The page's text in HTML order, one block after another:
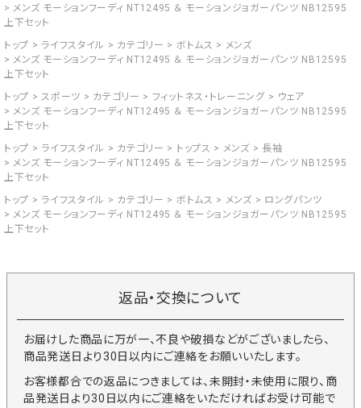
メンズ モーションフーディ NT12495 ＆ モーションジョガーパンツ NB12595
上下セット
トップ
ライフスタイル カテゴリー ボトムス
メンズ
メンズ モーションフーディ NT12495 ＆ モーションジョガーパンツ NB12595
上下セット
トップ
スポーツ カテゴリー フィットネス・トレーニング
ウェア
メンズ モーションフーディ NT12495 ＆ モーションジョガーパンツ NB12595
上下セット
トップ
ライフスタイル カテゴリー トップス メンズ
長袖
メンズ モーションフーディ NT12495 ＆ モーションジョガーパンツ NB12595
上下セット
トップ
ライフスタイル カテゴリー ボトムス メンズ
ロングパンツ
メンズ モーションフーディ NT12495 ＆ モーションジョガーパンツ NB12595
上下セット
返品・交換について
お届けした商品に万が一、不良や破損などがございましたら、
商品発送日より30日以内にご連絡をお願いいたします。
お客様都合での返品につきましては、未開封・未使用に限り、商
品発送日より30日以内にご連絡をいただければお受け可能で